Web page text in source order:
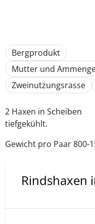
Bergprodukt
Mutter und
Zweinutzungsrasse
2 Haxen in Scheiben
tiefgekühlt.
Gewicht pro Paar 800-
Rindshaxen